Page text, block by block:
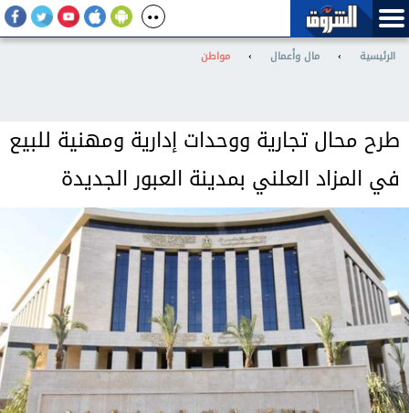
الرئيسية › مال وأعمال › مواطن
طرح محال تجارية ووحدات إدارية ومهنية للبيع
في المزاد العلني بمدينة العبور الجديدة